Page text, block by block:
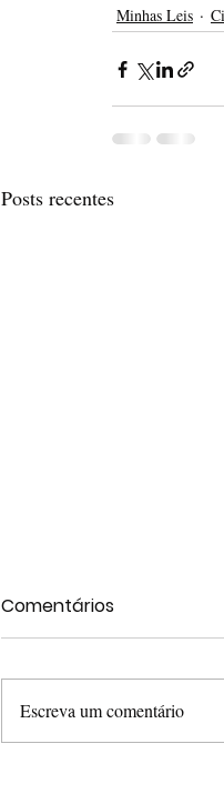
Minhas Leis
Posts recentes
Comentários
Escreva um comentário